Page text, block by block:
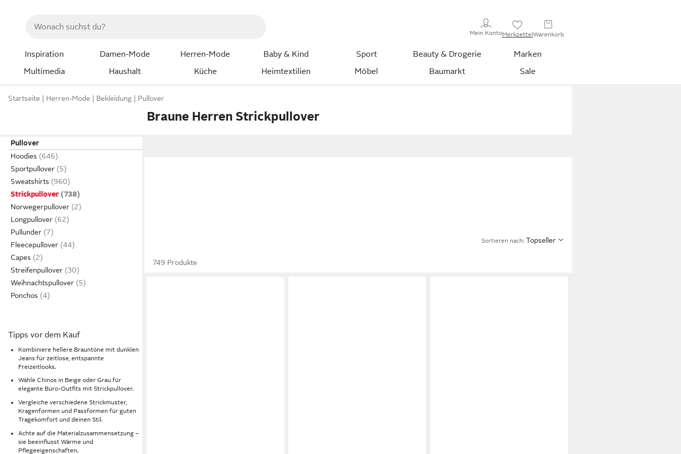
Mein KontoMerkzettelWarenkorb
Inspiration Damen-Mode Herren-Mode Baby & Kind Sport Beauty & Drogerie
Marken
Multimedia
Haushalt Küche Heimtextilien Möbel Baumarkt Sale
Startseite Herren-Mode Bekleidung Pullover
Braune Herren Strickpullover
Pullover
Hoodies
Sportpullover
Sweatshirts
Strickpullover
Norwegerpullover
Longpullover
Pullunder
Fleecepullover
Capes
Streifenpullover
Weihnachtspullover
Ponchos
Tipps vor dem Kauf
Kombiniere hellere Brauntöne mit dunklen
Jeans für zeitlose, entspannte
Freizeitlooks.
Wähle Chinos in Beige oder Grau für
elegante Büro-Outfits mit Strickpullover.
Vergleiche verschiedene Strickmuster,
Kragenformen und Passformen für guten
Tragekomfort und deinen Stil.
Achte auf die Materialzusammensetzung –
sie beeinflusst Wärme und
Pflegeeigenschaften.
Sortieren nach: Topseller
749 Produkte